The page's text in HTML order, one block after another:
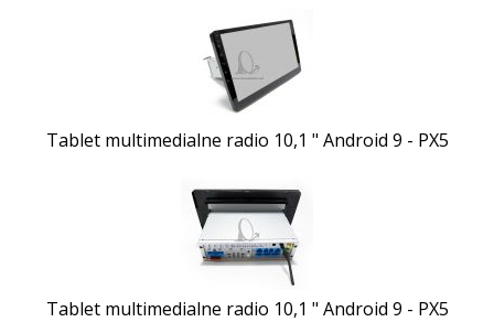
Tablet multimedialne radio 10,1 " Android 9 - PX5
Tablet multimedialne radio 10,1 " Android 9 - PX5